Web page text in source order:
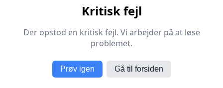
Kritisk fejl
Der opstod en kritisk fejl. Vi arbejder på at løse
problemet.
Prøv igen Gå til forsiden